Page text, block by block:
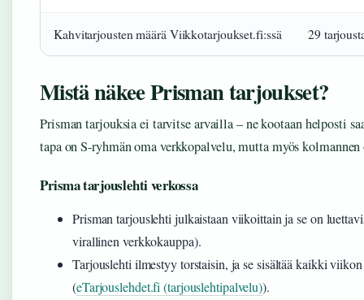
Kahvitarjousten määrä Viikkotarjoukset.fi:ssä 29
Mistä näkee Prisman tarjoukset?
Prisman tarjouksia ei tarvitse arvailla – ne kootaan helposti
tapa on S-ryhmän oma verkkopalvelu, mutta myös
Prisma tarjouslehti verkossa
Prisman tarjouslehti julkaistaan viikoittain ja se on
virallinen verkkokauppa).
Tarjouslehti ilmestyy torstaisin, ja se sisältää kaikki
(eTarjouslehdet.fi (tarjouslehtipalvelu)).